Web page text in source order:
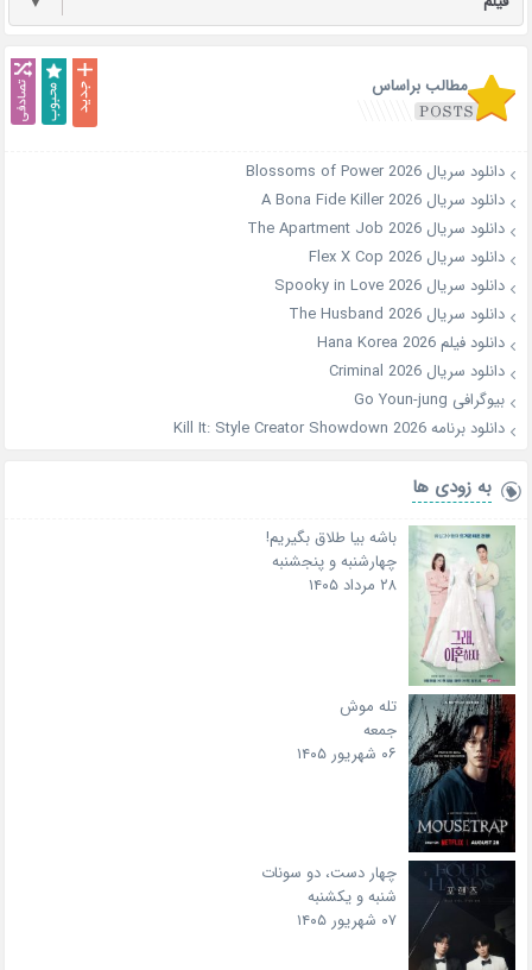
مطالب براساس
دانلود سریال Blossoms of Power 2026
دانلود سریال A Bona Fide Killer 2026
دانلود سریال The Apartment Job 2026
دانلود سریال Flex X Cop 2026
دانلود سریال Spooky in Love 2026
دانلود سریال The Husband 2026
دانلود فیلم Hana Korea 2026
دانلود سریال Criminal 2026
بیوگرافی Go Youn-jung
دانلود برنامه Kill It: Style Creator Showdown 2026
به زودی ها
باشه بیا طلاق بگیریم!
چهارشنبه و پنجشنبه
۲۸ مرداد ۱۴۰۵
تله موش
جمعه
۰۶ شهریور ۱۴۰۵
چهار دست، دو سونات
شنبه و یکشنبه
۰۷ شهریور ۱۴۰۵